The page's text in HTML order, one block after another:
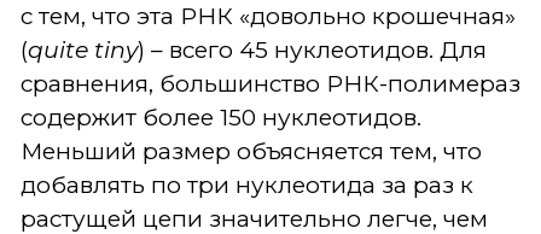
с тем, что эта РНК «довольно крошечная»
(quite tiny) – всего 45 нуклеотидов. Для
сравнения, большинство РНК-полимераз
содержит более 150 нуклеотидов.
Меньший размер объясняется тем, что
добавлять по три нуклеотида за раз к
растущей цепи значительно легче, чем